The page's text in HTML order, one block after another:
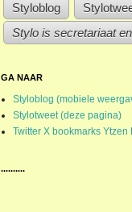
Styloblog
Stylo is secretariaat
GA NAAR
Styloblog (mobiele
Stylotweet (deze pagina)
Twitter X bookmarks Ytzen
..........